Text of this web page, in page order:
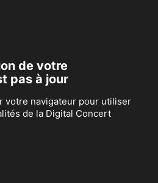
de votre
pas à jour
votre navigateur pour utiliser
de la Digital Concert